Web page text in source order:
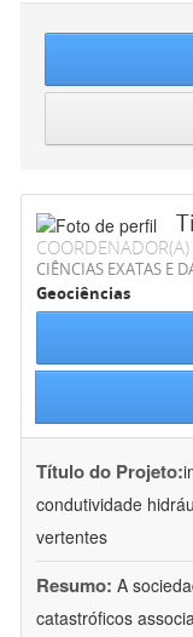
COORDENADOR(A)
CIÊNCIAS EXATAS E
Geociências
Título do Projeto:
condutividade
vertentes
Resumo: A
catastróficos